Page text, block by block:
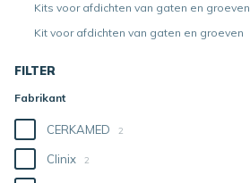
Kits voor afdichten van gaten en groeven
Kit voor afdichten van gaten en groeven
FILTER
Fabrikant
CERKAMED 2
Clinix 2